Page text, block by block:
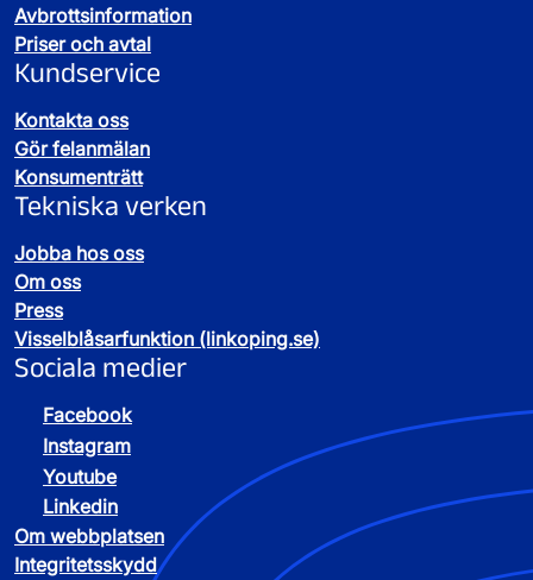
Avbrottsinformation
Priser och avtal
Kundservice
Kontakta oss
Gör felanmälan
Konsumenträtt
Tekniska verken
Jobba hos oss
Om oss
Press
Visselblåsarfunktion (linkoping.se)
Sociala medier
Facebook
Instagram
Youtube
Linkedin
Om webbplatsen
Integritetsskydd